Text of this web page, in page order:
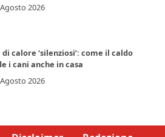
2026
di calore ‘silenziosi’: come il caldo
i cani anche in casa
2026